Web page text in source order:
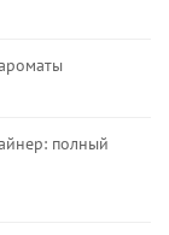
полный